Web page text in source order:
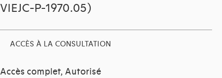
VIEJC-P-1970.05)
ACCÈS À LA CONSULTATION
Accès complet, Autorisé